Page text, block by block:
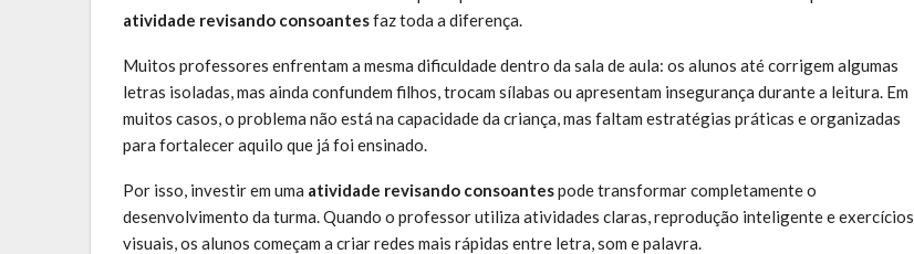
atividade revisando consoantesfaz toda a diferença.
Muitos professores enfrentam a mesma dificuldade dentro da sala de aula: os alunos até corrigem algumas
letras isoladas, mas ainda confundem filhos, trocam sílabas ou apresentam insegurança durante a leitura. Em
muitos casos, o problema não está na capacidade da criança, mas faltam estratégias práticas e organizadas
para fortalecer aquilo que já foi ensinado.
Por isso, investir em uma atividade revisando consoantespode transformar completamente o
desenvolvimento da turma. Quando o professor utiliza atividades claras, reprodução inteligente e exercícios
visuais, os alunos começam a criar redes mais rápidas entre letra, som e palavra.